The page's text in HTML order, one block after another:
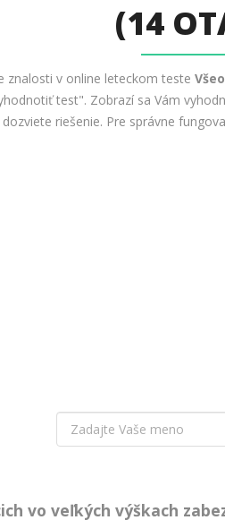
(14
znalosti v online leteckom teste
test". Zobrazí sa Vám
riešenie. Pre správne
Vaše
meno:
vo veľkých výškach